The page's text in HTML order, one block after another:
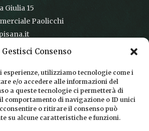
Gestisci Consenso
utilizziamo tecnologie come i
e/o accedere alle informazioni del
a queste tecnologie ci permetterà di
comportamento di navigazione o ID unici
o ritirare il consenso può
su alcune caratteristiche e funzioni.
Giulia 15
Paolicchi
VENDITA
PRIVACY